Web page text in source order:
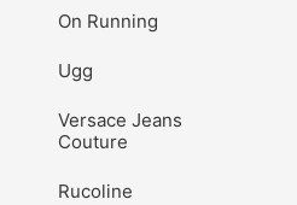
On Running
Ugg
Versace Jeans
Couture
Rucoline